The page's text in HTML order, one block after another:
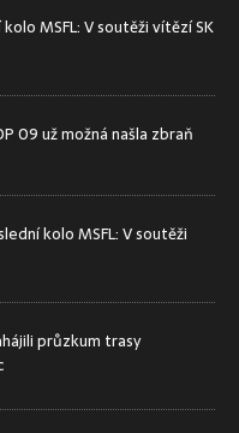
MSFL: V soutěži vítězí SK
09 už možná našla zbraň
kolo MSFL: V soutěži
průzkum trasy